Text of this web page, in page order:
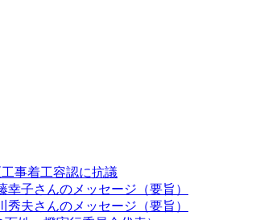
事着工容認に抗議
子さんのメッセージ（要旨）
夫さんのメッセージ（要旨）